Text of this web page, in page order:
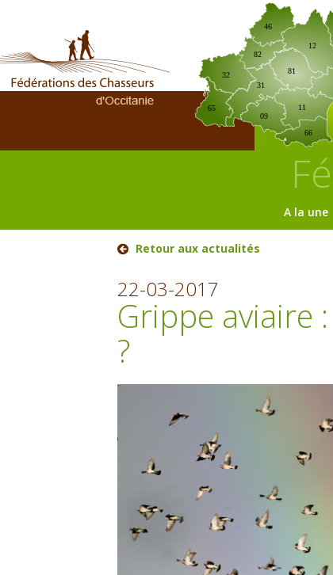
09
12
31
32
46
65
66
81
82
11
A la une
Retour aux actualités
22-03-2017
Grippe aviaire
?